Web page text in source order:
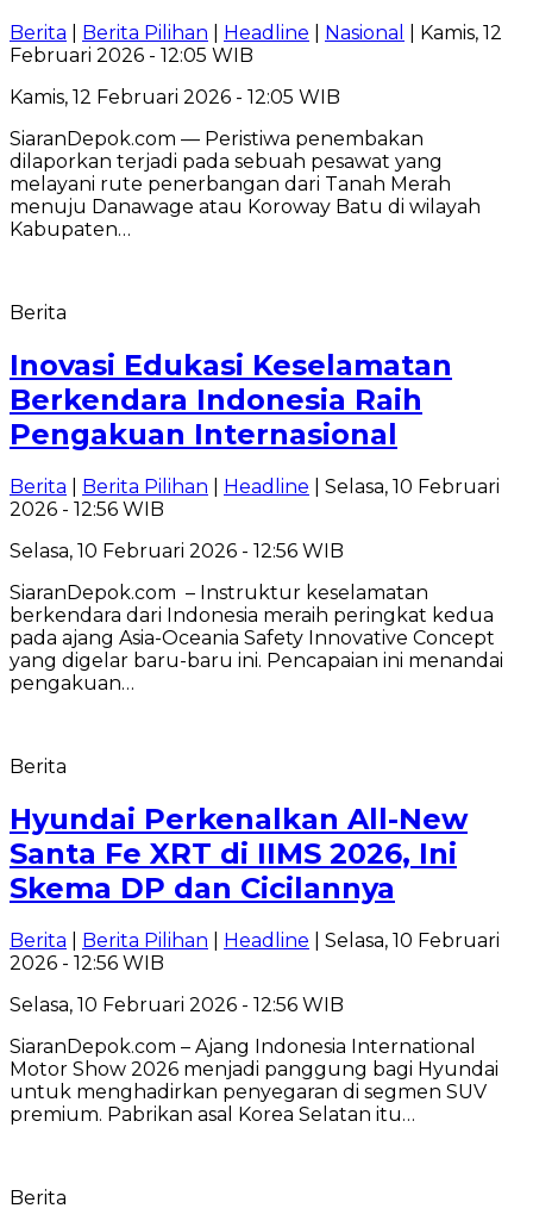
Berita Berita Pilihan Headline Nasional
| Kamis, 12
Februari 2026 - 12:05 WIB
Kamis, 12 Februari 2026 - 12:05 WIB
SiaranDepok.com — Peristiwa penembakan
dilaporkan terjadi pada sebuah pesawat yang
melayani rute penerbangan dari Tanah Merah
menuju Danawage atau Koroway Batu di wilayah
Kabupaten…
Berita
Inovasi Edukasi Keselamatan
Berkendara Indonesia Raih
Pengakuan Internasional
Berita Berita Pilihan Headline | Selasa, 10 Februari
2026 - 12:56 WIB
Selasa, 10 Februari 2026 - 12:56 WIB
SiaranDepok.com – Instruktur keselamatan
berkendara dari Indonesia meraih peringkat kedua
pada ajang Asia-Oceania Safety Innovative Concept
yang digelar baru-baru ini. Pencapaian ini menandai
pengakuan…
Berita
Hyundai Perkenalkan All-New
Santa Fe XRT di IIMS 2026, Ini
Skema DP dan Cicilannya
Berita Berita Pilihan Headline | Selasa, 10 Februari
2026 - 12:56 WIB
Selasa, 10 Februari 2026 - 12:56 WIB
SiaranDepok.com – Ajang Indonesia International
Motor Show 2026 menjadi panggung bagi Hyundai
untuk menghadirkan penyegaran di segmen SUV
premium. Pabrikan asal Korea Selatan itu…
Berita